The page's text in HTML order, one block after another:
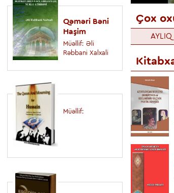
Qəməri Bəni
Haşim
Müəllif: Əli
Rəbbani Xalxali
Müəllif:
Çox
AYLIQ
Qəməri Bəni Haşim
Müəllif: Əli Rəbbani Xalxali
xütbələr
Müəllif: M. Əlizadə
(toplayan)